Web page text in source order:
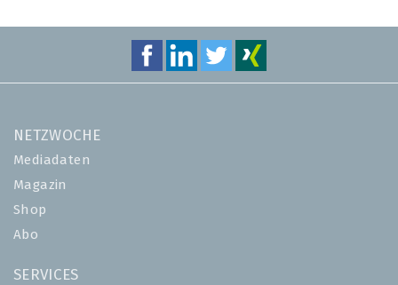
NETZWOCHE
Mediadaten
Magazin
Shop
Abo
SERVICES